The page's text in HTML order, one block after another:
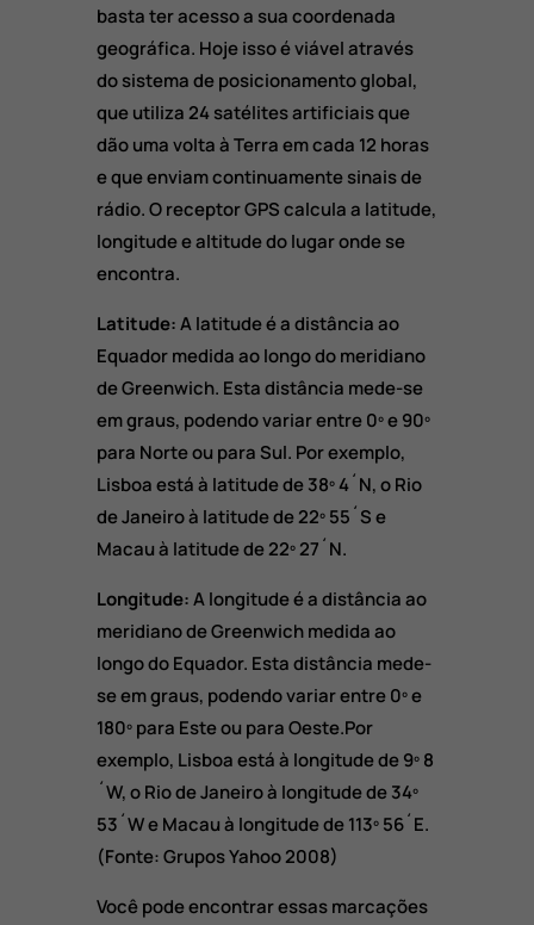
basta ter acesso a sua coordenada
geográfica. Hoje isso é viável através
do sistema de posicionamento global,
que utiliza 24 satélites artificiais que
dão uma volta à Terra em cada 12 horas
e que enviam continuamente sinais de
rádio. O receptor GPS calcula a latitude,
longitude e altitude do lugar onde se
encontra.
Latitude:A latitude é a distância ao
Equador medida ao longo do meridiano
de Greenwich. Esta distância mede-se
em graus, podendo variar entre 0º e 90º
para Norte ou para Sul. Por exemplo,
Lisboa está à latitude de 38º 4´N, o Rio
de Janeiro à latitude de 22º 55´S e
Macau à latitude de 22º 27´N.
Longitude:A longitude é a distância ao
meridiano de Greenwich medida ao
longo do Equador. Esta distância mede-
se em graus, podendo variar entre 0º e
180º para Este ou para Oeste.Por
exemplo, Lisboa está à longitude de 9º 8
´W, o Rio de Janeiro à longitude de 34º
53´W e Macau à longitude de 113º 56´E.
(Fonte: Grupos Yahoo 2008)
Você pode encontrar essas marcações